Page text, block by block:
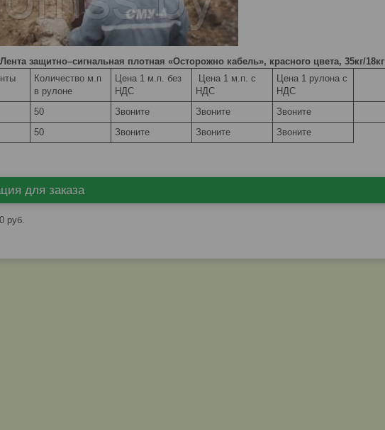
Лента защитно–сигнальная плотная «Осторожно кабель», красного цвета, 35кг/18кг
Количество м.п
в рулоне
Цена 1 м.п. без
НДС
Цена 1 м.п. с
НДС
Цена 1 рулона с
НДС
50 Звоните Звоните
Звоните
50 Звоните Звоните Звоните
для заказа
руб.